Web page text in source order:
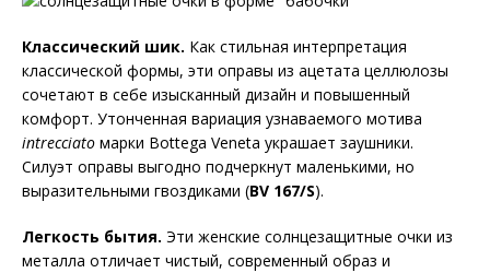
Классический шик. Как стильная интерпретация
классической формы, эти оправы из ацетата целлюлозы
сочетают в себе изысканный дизайн и повышенный
комфорт. Утонченная вариация узнаваемого мотива
intrecciato марки Bottega Veneta украшает заушники.
Силуэт оправы выгодно подчеркнут маленькими, но
выразительными гвоздиками (BV 167/S).
Легкость бытия. Эти женские солнцезащитные очки из
металла отличает чистый, современный образ и